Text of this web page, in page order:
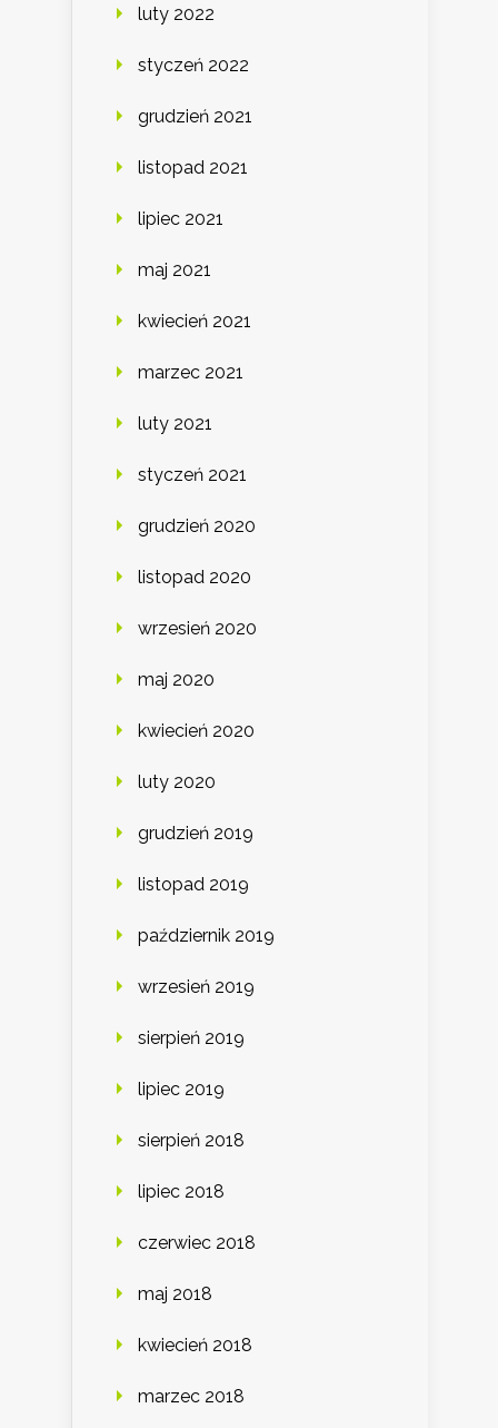
luty 2022
styczeń 2022
grudzień 2021
listopad 2021
lipiec 2021
maj 2021
kwiecień 2021
marzec 2021
luty 2021
styczeń 2021
grudzień 2020
listopad 2020
wrzesień 2020
maj 2020
kwiecień 2020
luty 2020
grudzień 2019
listopad 2019
październik 2019
wrzesień 2019
sierpień 2019
lipiec 2019
sierpień 2018
lipiec 2018
czerwiec 2018
maj 2018
kwiecień 2018
marzec 2018